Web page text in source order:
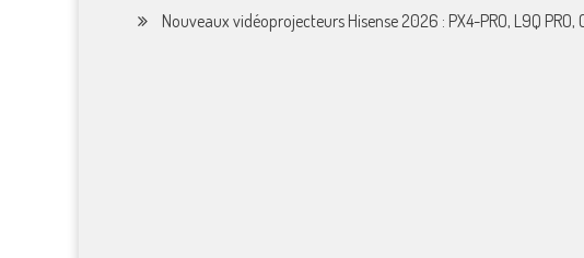
Nouveaux vidéoprojecteurs Hisense 2026 : PX4-PRO, L9Q PRO,